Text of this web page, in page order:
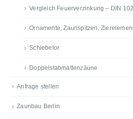
Vergleich Feuerverzinkung – DIN
Ornamente, Zaunspitzen,
Schiebetor
Doppelstabmattenzäune
Anfrage stellen
Zaunbau Berlin